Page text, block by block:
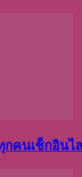
คนเช็กอินไ